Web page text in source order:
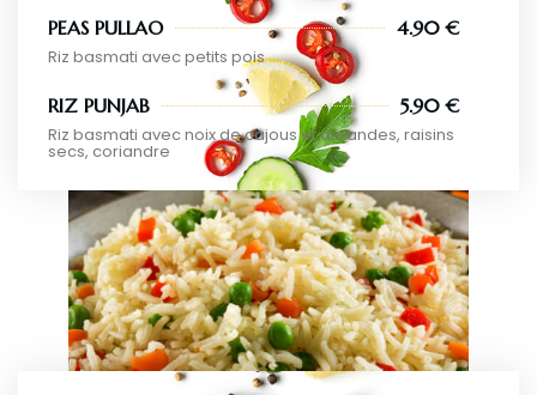
PEAS PULLAO 4.90 €
Riz basmati avec petits pois
RIZ PUNJAB 5.90 €
Riz basmati avec noix de cajous et amandes, raisins
secs, coriandre